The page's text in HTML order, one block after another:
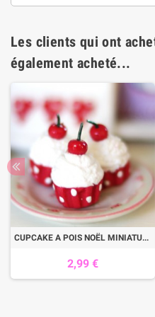
Les clients qui ont
également acheté...
CUPCAKE A POIS NOËL MINIATURE FAIT MAIN MAISON DE POUPÉE LATI YELLOW BLYTHE PULLIP DOLLHOUSE DIORAMA VITRINE 1:12 1:6
2,99 €